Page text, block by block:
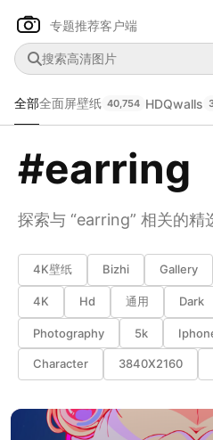
专题推荐客户端
全部全面屏壁纸 40,754 HDQwalls
#earring
探索与 “earring” 相关的精
4K壁纸 Bizhi Gallery
4K Hd 通用 Dark
Photography 5k
Character 3840X2160
@author
查看
--
下载
--
分类
--
主色调
--
未知设备
在主题许可下可免费使用